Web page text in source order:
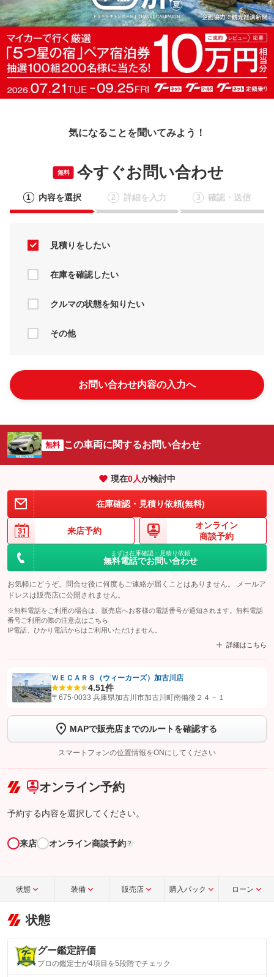
気になることを聞いてみよう！
無料 今すぐお問い合わせ
1 内容を選択 2 詳細を入力 3 確認・送信
見積りをしたい
在庫を確認したい
クルマの状態を知りたい
その他
お問い合わせ内容の入力へ
無料 この車両に関するお問い合わせ
現在0人が検討中
在庫確認・見積り依頼(無料)
来店予約
オンライン
商談予約
まずは在庫確認・見積り依頼
無料電話でお問い合わせ
お気軽にどうぞ。問合せ後に何度もご連絡が届くことはありません。 メールア
ドレスは販売店に公開されません。
※無料電話をご利用の場合は、販売店へお客様の電話番号が通知されます。無料電話
番号ご利用の際の注意点は こちら
IP電話、ひかり電話からはご利用いただけません。
詳細はこちら
【STEP1】認証画面でグーネットを友だち追加してから「許可する」ボタンを押
トーク画面で
ボタンをタップして問い合わせを
完了してください。
こちら
ＷＥＣＡＲＳ（ウィーカーズ）加古川店
4.51件
〒675-0033 兵庫県加古川市加古川町南備後２４－１
MAPで販売店までのルートを確認する
スマートフォンの位置情報をONにしてください
オンライン予約
予約する内容を選択してください。
来店 オンライン商談予約 ?
状態 装備 販売店 購入パック ローン
状態
グー鑑定評価
プロの鑑定士が4項目を5段階でチェック